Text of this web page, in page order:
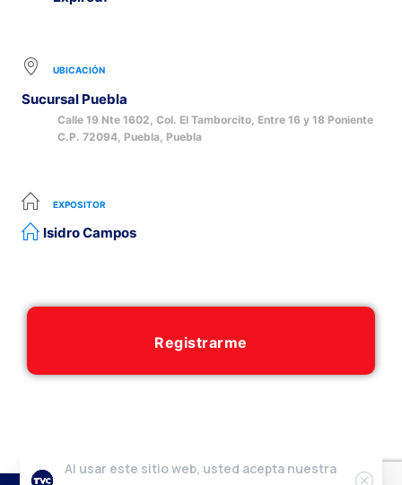
UBICACIÓN
Sucursal Puebla
Calle 19 Nte 1602, Col. El Tamborcito, Entre 16 y 18 Poniente
C.P. 72094, Puebla, Puebla
EXPOSITOR
Isidro Campos
Registrarme
Al usar este sitio web, usted acepta nuestra